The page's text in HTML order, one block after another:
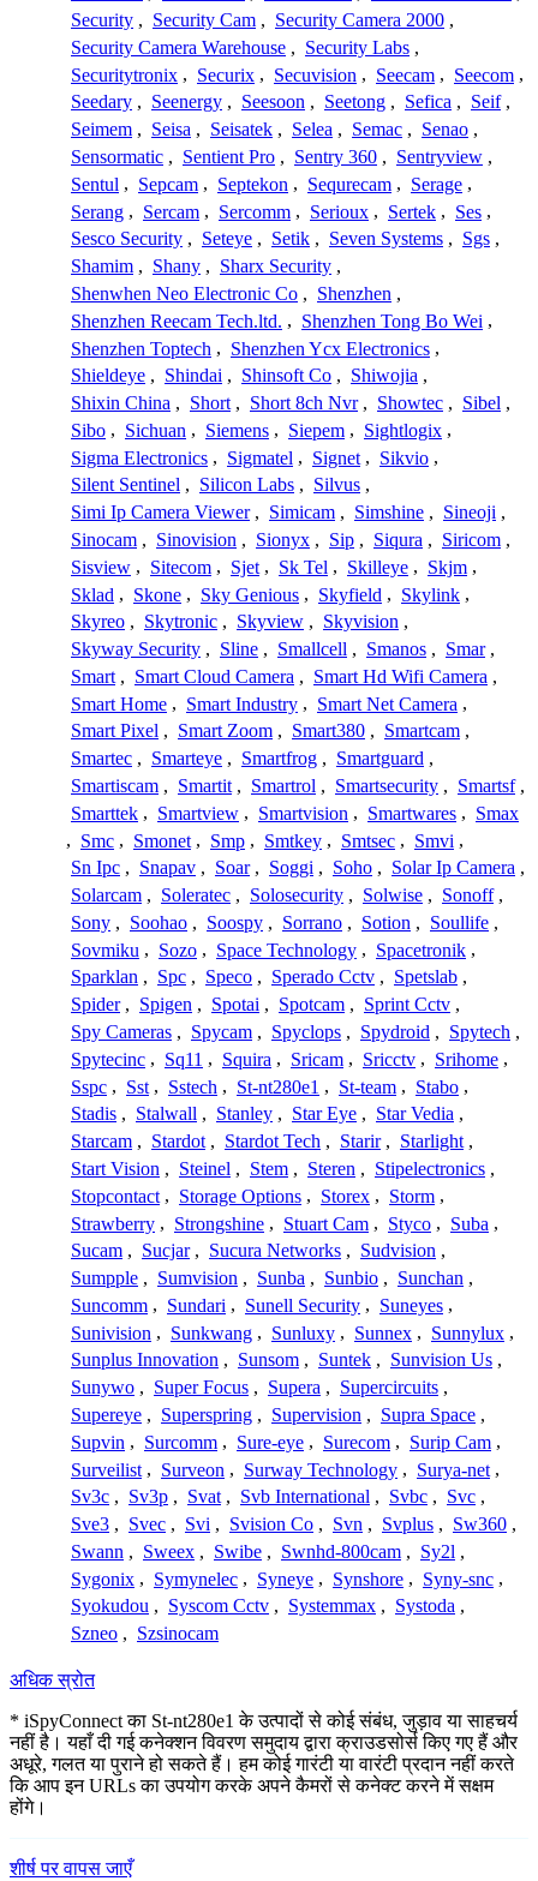
Security , Security Cam , Security Camera 2000 ,
Security Camera Warehouse , Security Labs ,
Securitytronix , Securix , Secuvision , Seecam , Seecom ,
Seedary , Seenergy , Seesoon , Seetong , Sefica , Seif ,
Seimem , Seisa , Seisatek , Selea , Semac , Senao ,
Sensormatic , Sentient Pro , Sentry 360 , Sentryview ,
Sentul , Sepcam , Septekon , Sequrecam , Serage ,
Serang , Sercam , Sercomm , Serioux , Sertek , Ses ,
Sesco Security , Seteye , Setik , Seven Systems , Sgs ,
Shamim , Shany , Sharx Security ,
Shenwhen Neo Electronic Co , Shenzhen ,
Shenzhen Reecam Tech.ltd. , Shenzhen Tong Bo Wei ,
Shenzhen Toptech , Shenzhen Ycx Electronics ,
Shieldeye , Shindai , Shinsoft Co , Shiwojia ,
Shixin China , Short , Short 8ch Nvr , Showtec , Sibel ,
Sibo , Sichuan , Siemens , Siepem , Sightlogix ,
Sigma Electronics , Sigmatel , Signet , Sikvio ,
Silent Sentinel , Silicon Labs , Silvus ,
Simi Ip Camera Viewer , Simicam , Simshine , Sineoji ,
Sinocam , Sinovision , Sionyx , Sip , Siqura , Siricom ,
Sisview , Sitecom , Sjet , Sk Tel , Skilleye , Skjm ,
Sklad , Skone , Sky Genious , Skyfield , Skylink ,
Skyreo , Skytronic , Skyview , Skyvision ,
Skyway Security , Sline , Smallcell , Smanos , Smar ,
Smart , Smart Cloud Camera , Smart Hd Wifi Camera ,
Smart Home , Smart Industry , Smart Net Camera ,
Smart Pixel , Smart Zoom , Smart380 , Smartcam ,
Smartec , Smarteye , Smartfrog , Smartguard ,
Smartiscam , Smartit , Smartrol , Smartsecurity , Smartsf ,
Smarttek , Smartview , Smartvision , Smartwares , Smax
, Smc , Smonet , Smp , Smtkey , Smtsec , Smvi ,
Sn Ipc , Snapav , Soar , Soggi , Soho , Solar Ip Camera ,
Solarcam , Soleratec , Solosecurity , Solwise , Sonoff ,
Sony , Soohao , Soospy , Sorrano , Sotion , Soullife ,
Sovmiku , Sozo , Space Technology , Spacetronik ,
Sparklan , Spc , Speco , Sperado Cctv , Spetslab ,
Spider , Spigen , Spotai , Spotcam , Sprint Cctv ,
Spy Cameras , Spycam , Spyclops , Spydroid , Spytech ,
Spytecinc , Sq11 , Squira , Sricam , Sricctv , Srihome ,
Sspc , Sst , Sstech , St-nt280e1 , St-team , Stabo ,
Stadis , Stalwall , Stanley , Star Eye , Star Vedia ,
Starcam , Stardot , Stardot Tech , Starir , Starlight ,
Start Vision , Steinel , Stem , Steren , Stipelectronics ,
Stopcontact , Storage Options , Storex , Storm ,
Strawberry , Strongshine , Stuart Cam , Styco , Suba ,
Sucam , Sucjar , Sucura Networks , Sudvision ,
Sumpple , Sumvision , Sunba , Sunbio , Sunchan ,
Suncomm , Sundari , Sunell Security , Suneyes ,
Sunivision , Sunkwang , Sunluxy , Sunnex , Sunnylux ,
Sunplus Innovation , Sunsom , Suntek , Sunvision Us ,
Sunywo , Super Focus , Supera , Supercircuits ,
Supereye , Superspring , Supervision , Supra Space ,
Supvin , Surcomm , Sure-eye , Surecom , Surip Cam ,
Surveilist , Surveon , Surway Technology , Surya-net ,
Sv3c , Sv3p , Svat , Svb International , Svbc , Svc ,
Sve3 , Svec , Svi , Svision Co , Svn , Svplus , Sw360 ,
Swann , Sweex , Swibe , Swnhd-800cam , Sy2l ,
Sygonix , Symynelec , Syneye , Synshore , Syny-snc ,
Syokudou , Syscom Cctv , Systemmax , Systoda ,
Szneo , Szsinocam
अधिक स्रोत
* iSpyConnect का St-nt280e1 के उत्पादों से कोई संबंध, जुड़ाव या साहचर्य
नहीं है। यहाँ दी गई कनेक्शन विवरण समुदाय द्वारा क्राउडसोर्स किए गए हैं और
अधूरे, गलत या पुराने हो सकते हैं। हम कोई गारंटी या वारंटी प्रदान नहीं करते
कि आप इन URLs का उपयोग करके अपने कैमरों से कनेक्ट करने में सक्षम
होंगे।
शीर्ष पर वापस जाएँ